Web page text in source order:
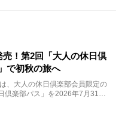
売！第2回「大人の休日倶
で初秋の旅へ
、大人の休日倶楽部会員限定の
倶楽部パス」を2026年7月31日